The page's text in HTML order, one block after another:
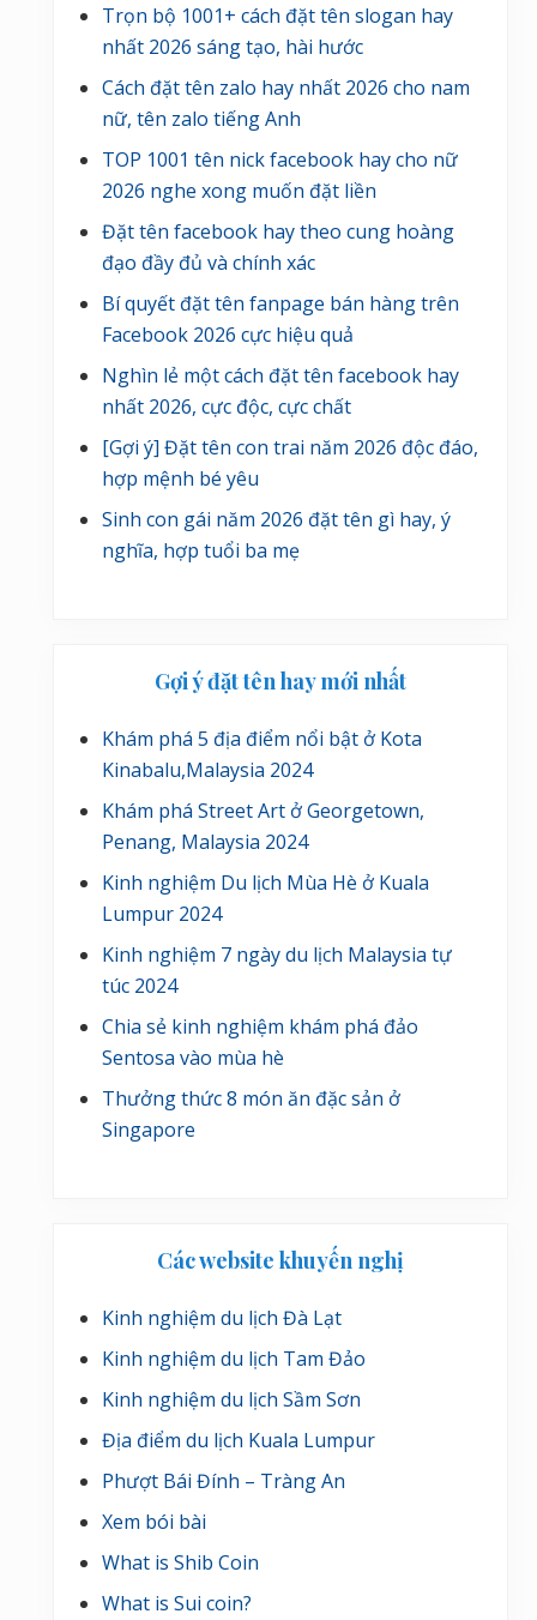
Trọn bộ 1001+ cách đặt tên slogan hay
nhất 2026 sáng tạo, hài hước
Cách đặt tên zalo hay nhất 2026 cho nam
nữ, tên zalo tiếng Anh
TOP 1001 tên nick facebook hay cho nữ
2026 nghe xong muốn đặt liền
Đặt tên facebook hay theo cung hoàng
đạo đầy đủ và chính xác
Bí quyết đặt tên fanpage bán hàng trên
Facebook 2026 cực hiệu quả
Nghìn lẻ một cách đặt tên facebook hay
nhất 2026, cực độc, cực chất
[Gợi ý] Đặt tên con trai năm 2026 độc đáo,
hợp mệnh bé yêu
Sinh con gái năm 2026 đặt tên gì hay, ý
nghĩa, hợp tuổi ba mẹ
Gợi ý đặt tên hay mới nhất
Khám phá 5 địa điểm nổi bật ở Kota
Kinabalu,Malaysia 2024
Khám phá Street Art ở Georgetown,
Penang, Malaysia 2024
Kinh nghiệm Du lịch Mùa Hè ở Kuala
Lumpur 2024
Kinh nghiệm 7 ngày du lịch Malaysia tự
túc 2024
Chia sẻ kinh nghiệm khám phá đảo
Sentosa vào mùa hè
Thưởng thức 8 món ăn đặc sản ở
Singapore
Các website khuyến nghị
Kinh nghiệm du lịch Đà Lạt
Kinh nghiệm du lịch Tam Đảo
Kinh nghiệm du lịch Sầm Sơn
Địa điểm du lịch Kuala Lumpur
Phượt Bái Đính – Tràng An
Xem bói bài
What is Shib Coin
What is Sui coin?